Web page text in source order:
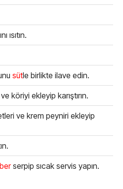
ısıtın.
sütle birlikte ilave edin.
köriyi ekleyip karıştırın.
ve krem peyniri ekleyip
serpip sıcak servis yapın.